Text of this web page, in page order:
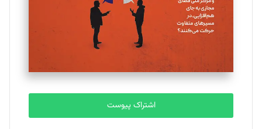
ملینا جعفری
تحریریه
مصطفی مسجدی آرانی
تحریریه
بابک نقاش
اشتراک پیوست